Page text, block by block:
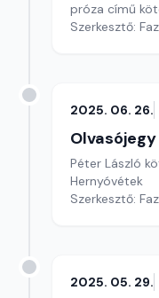
próza című
Szerkesztő:
2025. 06. 26.
Olvasójegy
Péter László
Hernyóvétek
Szerkesztő:
2025. 05. 29.